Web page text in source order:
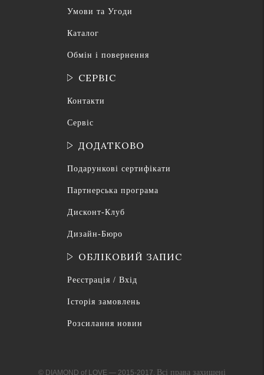
Умови та Угоди
Каталог
Обмін і повернення
СЕРВІС
Контакти
Сервіс
ДОДАТКОВО
Подарункові сертифікати
Партнерська програма
Дисконт-Клуб
Дизайн-Бюро
ОБЛІКОВИЙ ЗАПИС
Реєстрація / Вхід
Історія замовлень
Розсилання новин
© DIAMOND of LOVE — 2015-2017. Всі права захищені